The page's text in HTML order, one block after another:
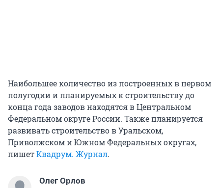
Наибольшее количество из построенных в первом
полугодии и планируемых к строительству до
конца года заводов находятся в Центральном
Федеральном округе России. Также планируется
развивать строительство в Уральском,
Приволжском и Южном Федеральных округах,
пишетКвадрум. Журнал.
Олег Орлов